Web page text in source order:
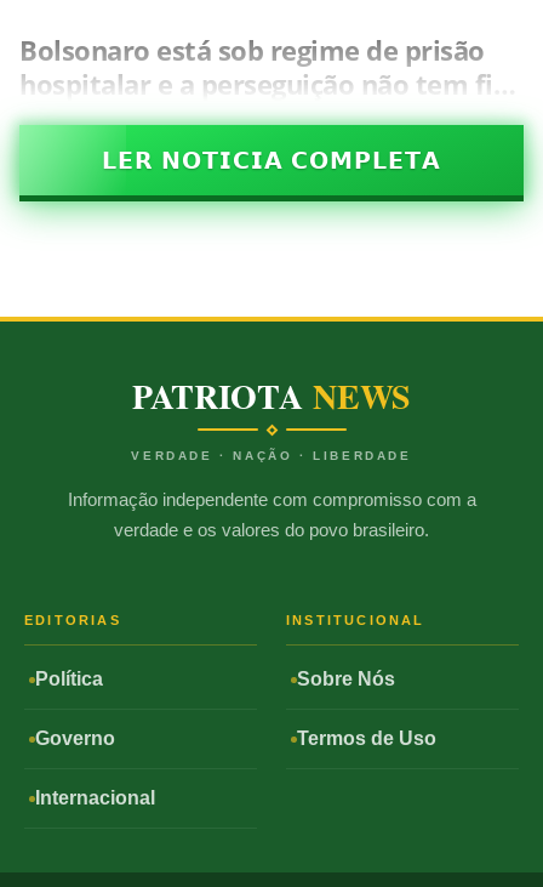
Bolsonaro está sob regime de prisão
hospitalar e a perseguição não tem fi…
𝗟𝗘𝗥 𝗡𝗢𝗧𝗜𝗖𝗜𝗔 𝗖𝗢𝗠𝗣𝗟𝗘𝗧𝗔
PATRIOTANEWS
VERDADE · NAÇÃO · LIBERDADE
Informação independente com compromisso com a
verdade e os valores do povo brasileiro.
EDITORIAS
Política
Governo
Internacional
INSTITUCIONAL
Sobre Nós
Termos de Uso